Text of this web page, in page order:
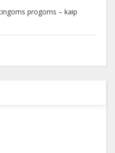
progoms – kaip